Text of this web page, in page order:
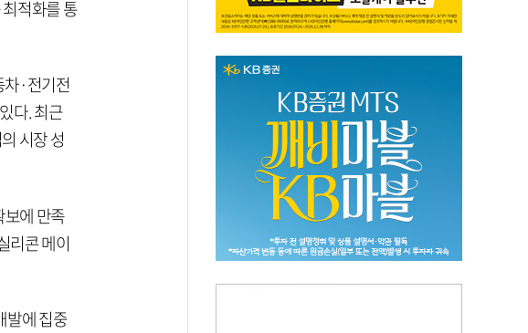
적화를 통
·전기전
다. 최근
시장 성
보에 만족
리콘 메이
발에 집중